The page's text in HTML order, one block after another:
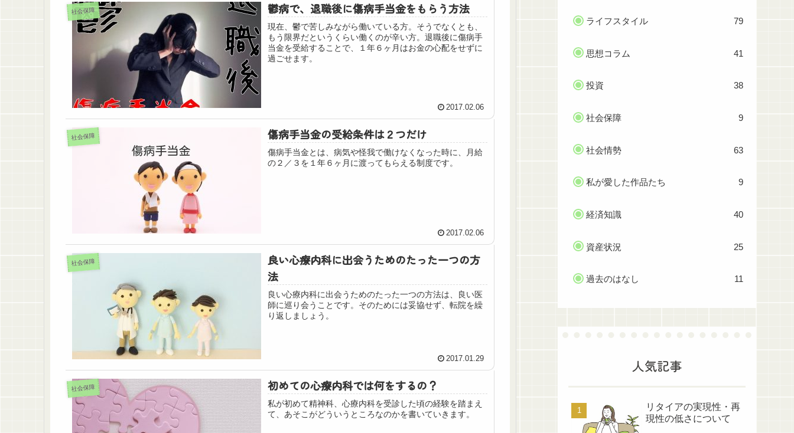
社会保障 鬱病で、退職後に傷病手当金をもらう方法
現在、鬱で苦しみながら働いている方。そうでなくとも、
もう限界だというくらい働くのが辛い方。退職後に傷病手
当金を受給することで、１年６ヶ月はお金の心配をせずに
過ごせます。
2017.02.06
社会保障 傷病手当金の受給条件は２つだけ
傷病手当金とは、病気や怪我で働けなくなった時に、月給
の２／３を１年６ヶ月に渡ってもらえる制度です。
2017.02.06
社会保障
良い心療内科に出会うためのたった一つの方
法
良い心療内科に出会うためのたった一つの方法は、良い医
師に巡り会うことです。そのためには妥協せず、転院を繰
り返しましょう。
2017.01.29
社会保障 初めての心療内科では何をするの？
私が初めて精神科、心療内科を受診した頃の経験を踏まえ
て、あそこがどういうところなのかを書いていきます。
ライフスタイル 79
思想コラム 41
投資 38
社会保障 9
社会情勢 63
私が愛した作品たち 9
経済知識 40
資産状況 25
過去のはなし 11
人気記事
リタイアの実現性・再
現性の低さについて